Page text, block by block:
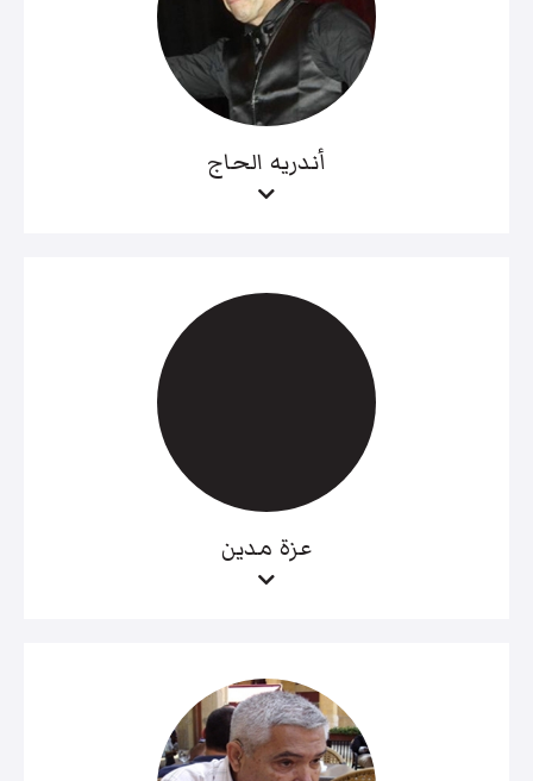
أندريه الحاج
عزة مدين